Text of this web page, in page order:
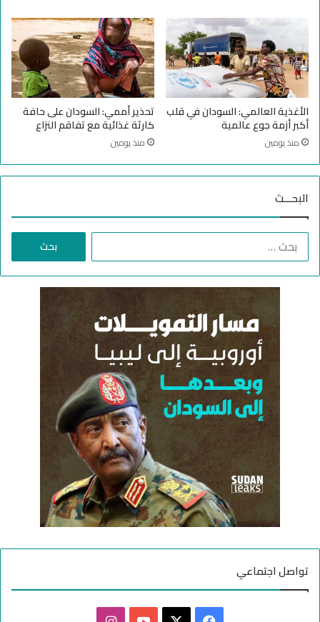
ت
ق
د
”
ل
س
ر
ع
ف
م
ذ
ب
ع
د
الأغذية العالمي: السودان في قلب
أكبر أزمة جوع عالمية
منذ يومين
تحذير أممي: السودان على حافة
كارثة غذائية مع تفاقم النزاع
منذ يومين
البحـــث
ح
تواصل اجتماعي